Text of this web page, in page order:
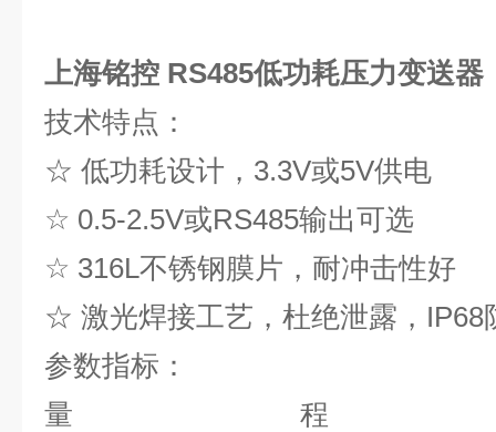
上海铭控 RS485低功耗压力变送器
技术特点：
☆ 低功耗设计，3.3V或5V供电
☆ 0.5-2.5V或RS485输出可选
☆ 316L不锈钢膜片，耐冲击性好
☆ 激光焊接工艺，杜绝泄露，IP68
参数指标：
量